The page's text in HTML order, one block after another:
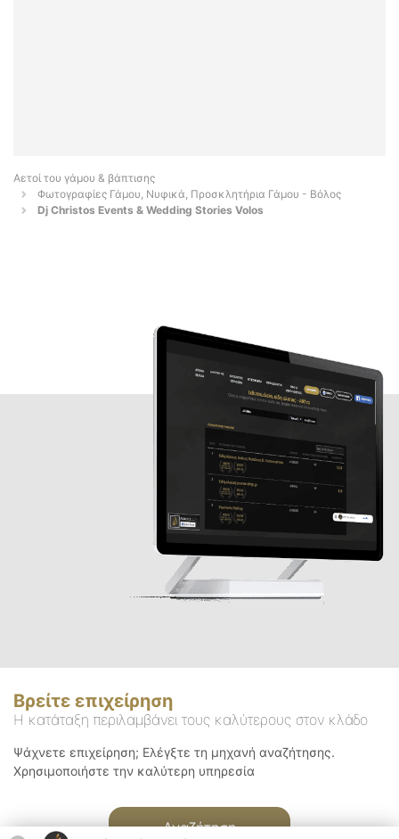
Αετοί του γάμου & βάπτισης
Φωτογραφίες Γάμου, Νυφικά, Προσκλητήρια Γάμου - Βόλος
Dj Christos Events & Wedding Stories Volos
Βρείτε επιχείρηση
Η κατάταξη περιλαμβάνει τους καλύτερους στον κλάδο
Ψάχνετε επιχείρηση; Ελέγξτε τη μηχανή αναζήτησης.
Χρησιμοποιήστε την καλύτερη υπηρεσία
Αναζήτηση